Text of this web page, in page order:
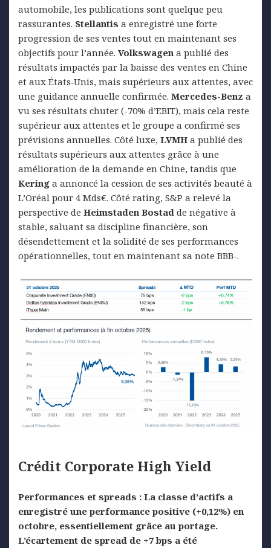
automobile, les publications sont quelque peu
rassurantes. Stellantis a enregistré une forte
progression de ses ventes tout en maintenant ses
objectifs pour l’année. Volkswagen a publié des
résultats impactés par la baisse des ventes en Chine
et aux États‑Unis, mais supérieurs aux attentes, avec
une guidance annuelle confirmée. Mercedes-Benz a
vu ses résultats chuter (-70% d’EBIT), mais cela reste
supérieur aux attentes et le groupe a confirmé ses
prévisions annuelles. Côté luxe, LVMH a publié des
résultats supérieurs aux attentes grâce à une
amélioration de la demande en Chine, tandis que
Kering a annoncé la cession de ses activités beauté à
L’Oréal pour 4 Mds€. Côté rating, S&P a relevé la
perspective de Heimstaden Bostad de négative à
stable, saluant sa discipline financière, son
désendettement et la solidité de ses performances
opérationnelles, tout en maintenant sa note BBB-.
Crédit Corporate High Yield
Performances et spreads : La classe d’actifs a
enregistré une performance positive (+0,12%) en
octobre, essentiellement grâce au portage.
L’écartement de spread de +7 bps a été